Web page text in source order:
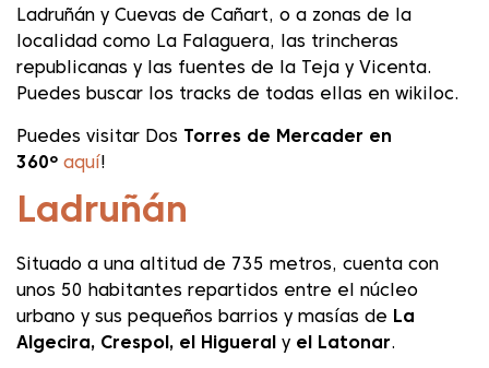
Ladruñán y Cuevas de Cañart, o a zonas de la
localidad como La Falaguera, las trincheras
republicanas y las fuentes de la Teja y Vicenta.
Puedes buscar los tracks de todas ellas en wikiloc.
Puedes visitar Dos
Torres de Mercader en
360º aquí!
Ladruñán
Situado a una altitud de 735 metros, cuenta con
unos 50 habitantes repartidos entre el núcleo
urbano y sus pequeños barrios y masías de
La
Algecira, Crespol, el Higueral y el Latonar.